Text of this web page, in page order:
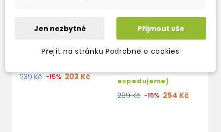
RONALDO
(FOOTBALL STORIES)
Skladem (ihned
239 Kč -15% 203 Kč
FIFA WORLD CUP
2026 KIDS'
OFFICIAL GUIDE
expedujeme)
299 Kč -15% 254 Kč
Jen nezbytné Přijmout vše
Přejít na stránku Podrobně o cookies